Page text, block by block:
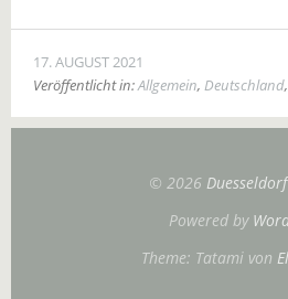
17. AUGUST 2021
Veröffentlicht in:Allgemein, Deutschland,
© 2026
Powered by
Theme: Tatami von